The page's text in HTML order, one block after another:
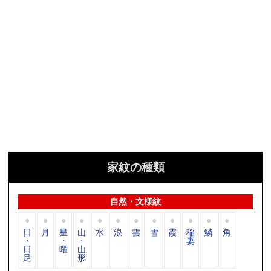
家紋の種類
自然・文様紋
日
・
日
足
月 星
・
曜
山
・
山
形
水 浪 雲 雪 霞 稲
妻
鱗 角